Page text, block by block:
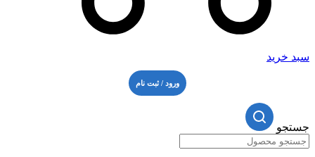
سبد خرید
ورود / ثبت نام
جستجو